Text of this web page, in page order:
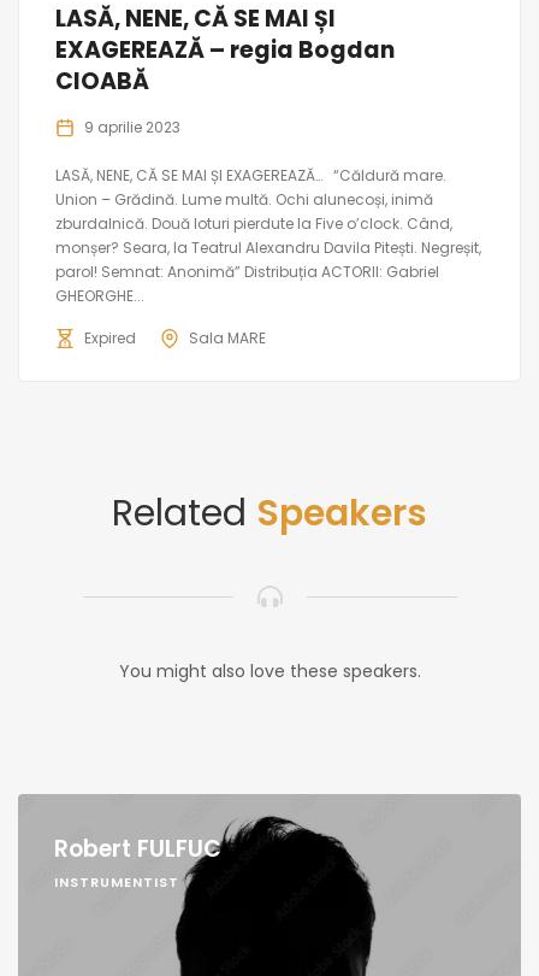
LASĂ, NENE, CĂ SE MAI ȘI
EXAGEREAZĂ – regia Bogdan
CIOABĂ
9 aprilie 2023
LASĂ, NENE, CĂ SE MAI ȘI EXAGEREAZĂ… “Căldură mare.
Union – Grădină. Lume multă. Ochi alunecoși, inimă
zburdalnică. Două loturi pierdute la Five o’clock. Când,
monșer? Seara, la Teatrul Alexandru Davila Pitești. Negreșit,
parol! Semnat: Anonimă” Distribuția ACTORII: Gabriel
GHEORGHE...
Expired Sala MARE
Related Speakers
You might also love these speakers.
Robert FULFUC
INSTRUMENTIST